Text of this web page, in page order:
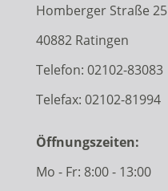
Homberger Straße 25
40882 Ratingen
Telefon: 02102-83083
Telefax: 02102-81994
Öffnungszeiten:
Mo - Fr: 8:00 - 13:00